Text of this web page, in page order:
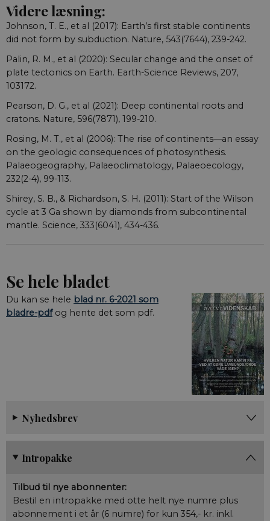
Videre læsning:
Johnson, T. E., et al (2017): Earth’s first stable continents
did not form by subduction. Nature, 543(7644), 239-242.
Palin, R. M., et al (2020): Secular change and the onset of
plate tectonics on Earth. Earth-Science Reviews, 207,
103172.
Pearson, D. G., et al (2021): Deep continental roots and
cratons. Nature, 596(7871), 199-210.
Rosing, M. T., et al (2006): The rise of continents—an essay
on the geologic consequences of photosynthesis.
Palaeogeography, Palaeoclimatology, Palaeoecology,
232(2-4), 99-113.
Shirey, S. B., & Richardson, S. H. (2011): Start of the Wilson
cycle at 3 Ga shown by diamonds from subcontinental
mantle. Science, 333(6041), 434-436.
Se hele bladet
Du kan se hele blad nr. 6-2021 som
bladre-pdfog hente det som pdf.
Nyhedsbrev
Intropakke
Tilbud til nye abonnenter:
Bestil en intropakke med otte helt nye numre plus
abonnement i et år (6 numre) for kun 354,- kr. inkl.